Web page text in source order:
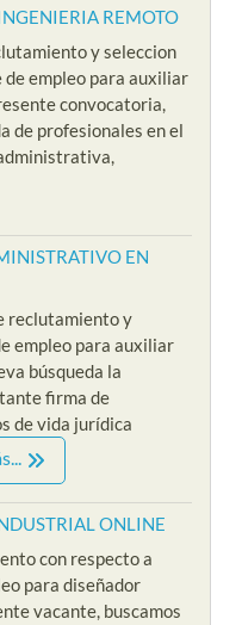
REMOTO
y seleccion
empleo para auxiliar
convocatoria,
de profesionales en el
EN
reclutamiento y
empleo para auxiliar
búsqueda la
firma de
de vida jurídica
ONLINE
con respecto a
para diseñador
vacante, buscamos